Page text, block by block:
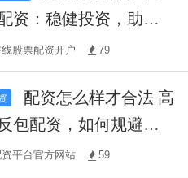
资：稳健投资，助力
值
股票配资开户 79
包配资，如何规避风
平台官方网站 59